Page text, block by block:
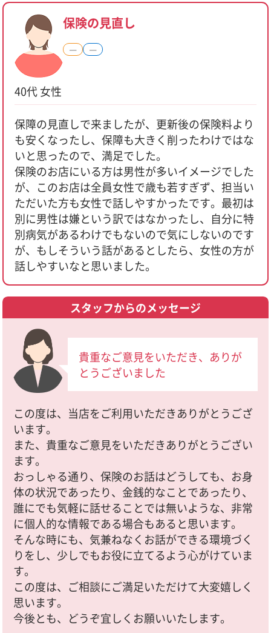
40代 女性
保険の見直し
― ―
保障の見直しで来ましたが、更新後の保険料より
も安くなったし、保障も大きく削ったわけではな
いと思ったので、満足でした。
保険のお店にいる方は男性が多いイメージでした
が、このお店は全員女性で歳も若すぎず、担当い
ただいた方も女性で話しやすかったです。最初は
別に男性は嫌という訳ではなかったし、自分に特
別病気があるわけでもないので気にしないのです
が、もしそういう話があるとしたら、女性の方が
話しやすいなと思いました。
スタッフからのメッセージ
貴重なご意見をいただき、ありが
とうございました
この度は、当店をご利用いただきありがとうござ
います。
また、貴重なご意見をいただきありがとうござい
ます。
おっしゃる通り、保険のお話はどうしても、お身
体の状況であったり、金銭的なことであったり、
誰にでも気軽に話せることでは無いような、非常
に個人的な情報である場合もあると思います。
そんな時にも、気兼ねなくお話ができる環境づく
りをし、少しでもお役に立てるよう心がけていま
す。
この度は、ご相談にご満足いただけて大変嬉しく
思います。
今後とも、どうぞ宜しくお願いいたします。